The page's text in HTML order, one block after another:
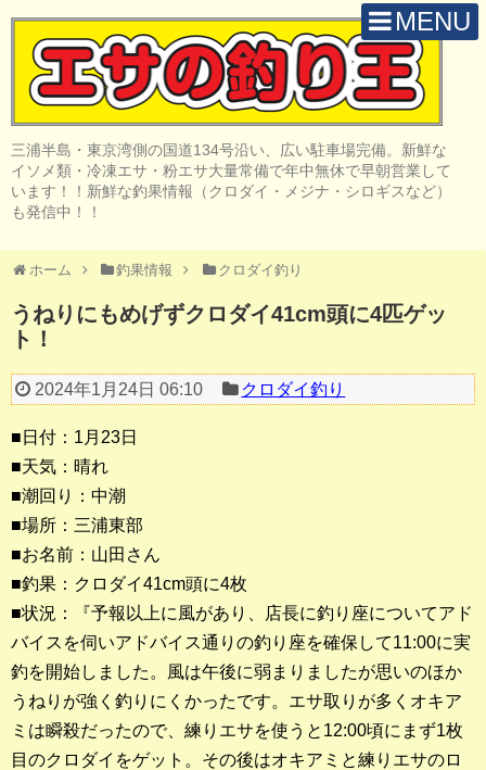
MENU
三浦半島・東京湾側の国道134号沿い、広い駐車場完備。新鮮な
イソメ類・冷凍エサ・粉エサ大量常備で年中無休で早朝営業して
います！！新鮮な釣果情報（クロダイ・メジナ・シロギスなど）
も発信中！！
ホーム 釣果情報 クロダイ釣り
うねりにもめげずクロダイ41cm頭に4匹ゲッ
ト！
2024年1月24日 06:10 クロダイ釣り
■日付：1月23日
■天気：晴れ
■潮回り：中潮
■場所：三浦東部
■お名前：山田さん
■釣果：クロダイ41cm頭に4枚
■状況：『予報以上に風があり、店長に釣り座についてアド
バイスを伺いアドバイス通りの釣り座を確保して11:00に実
釣を開始しました。風は午後に弱まりましたが思いのほか
うねりが強く釣りにくかったです。エサ取りが多くオキア
ミは瞬殺だったので、練りエサを使うと12:00頃にまず1枚
目のクロダイをゲット。その後はオキアミと練りエサのロ
H O M E
取 扱 商 品
釣 果 情 報
投げ・堤防釣り
陸っぱりルアー
船・ボート釣り
その他の釣り
釣果ランキング
2023年 クロダイ部門
2023年 メジナ部門
歴代釣果ランキング
クロダイ部門